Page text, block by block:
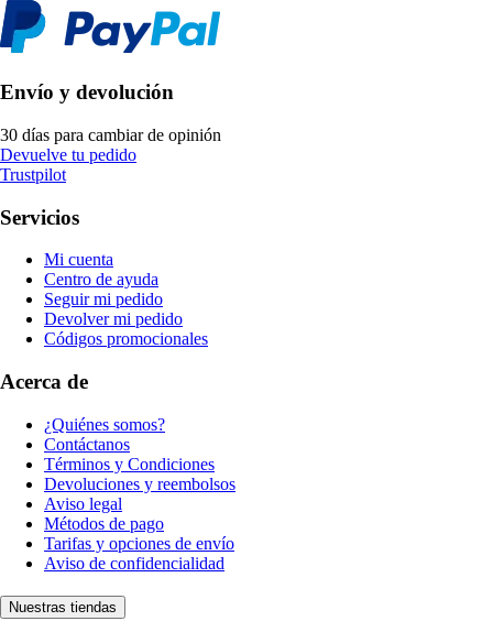
Envío y devolución
30 días para cambiar de opinión
Devuelve tu pedido
Trustpilot
Servicios
Mi cuenta
Centro de ayuda
Seguir mi pedido
Devolver mi pedido
Códigos promocionales
Acerca de
¿Quiénes somos?
Contáctanos
Términos y Condiciones
Devoluciones y reembolsos
Aviso legal
Métodos de pago
Tarifas y opciones de envío
Aviso de confidencialidad
Nuestras tiendas